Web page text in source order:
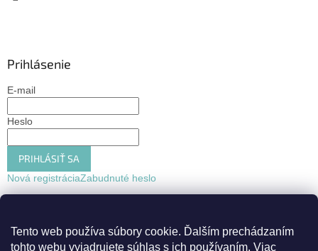
Tento web používa súbory cookie. Ďalším prechádzaním
tohto webu vyjadrujete súhlas s ich používaním. Viac
Prihlásenie
E-mail
Heslo
PRIHLÁSIŤ SA
Nová registráciaZabudnuté heslo